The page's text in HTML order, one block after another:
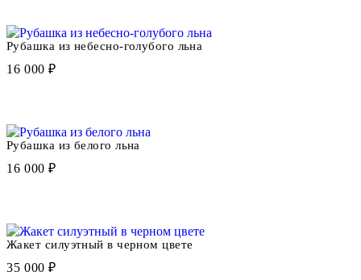
Рубашка из небесно-голубого льна
16 000 ₽
Рубашка из белого льна
16 000 ₽
Жакет силуэтный в черном цвете
35 000 ₽